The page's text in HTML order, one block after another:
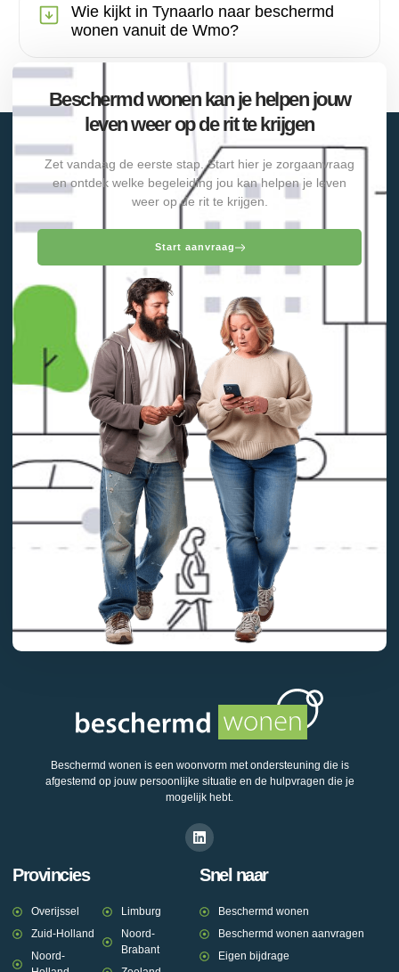
Wie kijkt in Tynaarlo naar beschermd
wonen vanuit de Wmo?
Beschermd wonen kan je helpen jouw
leven weer op de rit te krijgen
Zet vandaag de eerste stap. Start hier je zorgaanvraag
en ontdek welke begeleiding jou kan helpen je leven
weer op de rit te krijgen.
Start aanvraag
Beschermd wonen is een woonvorm met ondersteuning die is
afgestemd op jouw persoonlijke situatie en de hulpvragen die je
mogelijk hebt.
Provincies
Overijssel
Zuid-Holland
Noord-
Limburg
Noord-
Brabant
Snel naar
Beschermd wonen
Beschermd wonen aanvragen
Eigen bijdrage